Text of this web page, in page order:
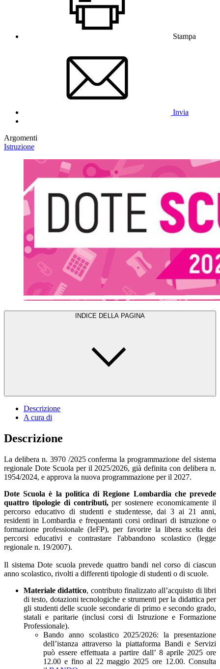
Stampa
Invia
Argomenti
Istruzione
INDICE DELLA PAGINA
Descrizione
A cura di
Descrizione
La delibera n. 3970 /2025 conferma la programmazione del sistema
regionale Dote Scuola per il 2025/2026, già definita con delibera n.
1954/2024, e approva la nuova programmazione per il 2027.
Dote Scuola è la politica di Regione Lombardia che prevede
quattro tipologie di contributi,per sostenere economicamente il
percorso educativo di studenti e studentesse, dai 3 ai 21 anni,
residenti in Lombardia e frequentanti corsi ordinari di istruzione o
formazione professionale (IeFP), per favorire la libera scelta dei
percorsi educativi e contrastare l'abbandono scolastico (legge
regionale n. 19/2007).
Il sistema Dote scuola prevede quattro bandi nel corso di ciascun
anno scolastico, rivolti a differenti tipologie di studenti o di scuole.
Materiale didattico, contributo finalizzato all’acquisto di libri
di testo, dotazioni tecnologiche e strumenti per la didattica per
gli studenti delle scuole secondarie di primo e secondo grado,
statali e paritarie (inclusi corsi di Istruzione e Formazione
Professionale).
Bando anno scolastico 2025/2026: la presentazione
dell’istanza attraverso la piattaforma Bandi e Servizi
può essere effettuata a partire dall’ 8 aprile 2025 ore
12.00 e fino al 22 maggio 2025 ore 12.00. Consulta